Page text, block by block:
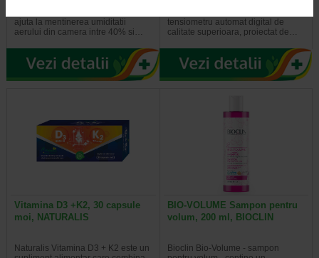
ajuta la mentinerea umiditatii
aerului din camera intre 40% si…
tensiometru automat digital de
calitate superioara, proiectat de…
Vitamina D3 +K2, 30 capsule
moi, NATURALIS
Naturalis Vitamina D3 + K2 este un
BIO-VOLUME Sampon pentru
volum, 200 ml, BIOCLIN
Bioclin Bio-Volume - sampon